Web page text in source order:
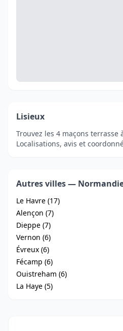
Lisieux
Trouvez les 4 maçons terrasse
Localisations, avis et
Autres villes —
Le Havre (17)
Alençon (7)
Dieppe (7)
Vernon (6)
Évreux (6)
Fécamp (6)
Ouistreham (6)
La Haye (5)